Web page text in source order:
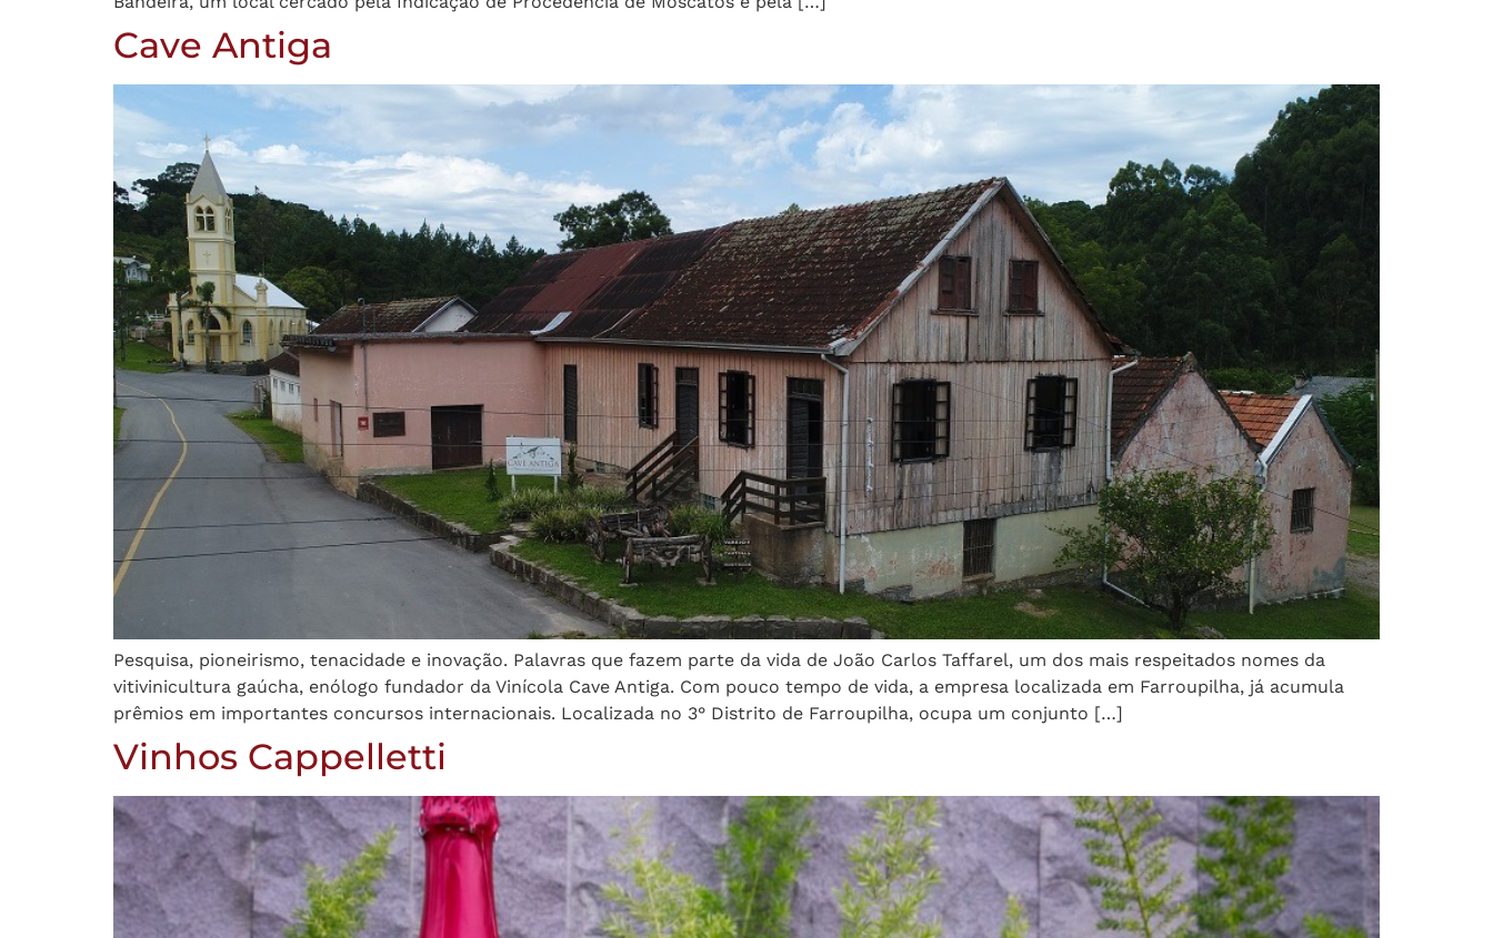
Cave Antiga
Pesquisa, pioneirismo, tenacidade e inovação. Palavras que fazem parte da vida de João Carlos Taffarel, um dos mais respeitados nomes da
vitivinicultura gaúcha, enólogo fundador da Vinícola Cave Antiga. Com pouco tempo de vida, a empresa localizada em Farroupilha, já acumula
prêmios em importantes concursos internacionais. Localizada no 3° Distrito de Farroupilha, ocupa um conjunto […]
Vinhos Cappelletti